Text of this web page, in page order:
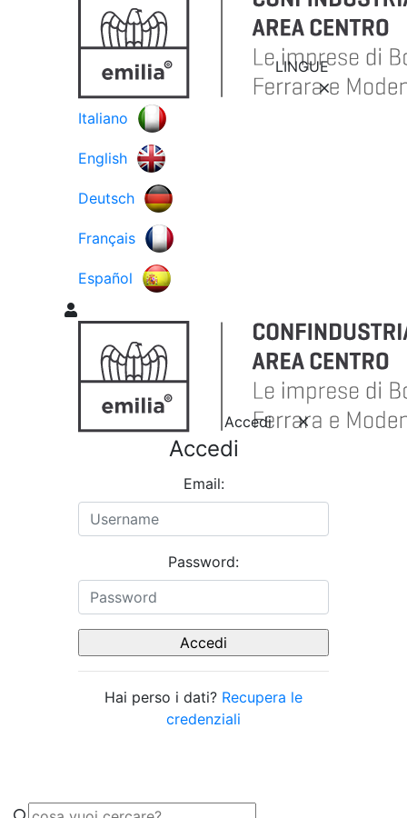
LINGUE
Italiano
English
Deutsch
Français
Español
Accedi
Accedi
Email:
Password:
Hai perso i dati? Recupera le
credenziali